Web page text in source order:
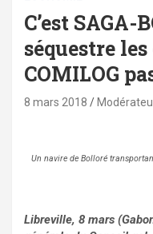
C’est SAGA-
séquestre
COMILOG
8 mars 2018
Un navire de Bolloré
Libreville, 8 mars